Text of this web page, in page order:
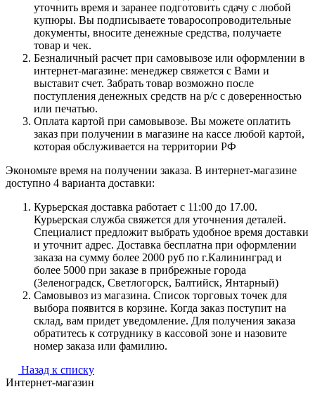
уточнить время и заранее подготовить сдачу с любой
купюры. Вы подписываете товаросопроводительные
документы, вносите денежные средства, получаете
товар и чек.
Безналичный расчет при самовывозе или оформлении в
интернет-магазине: менеджер свяжется с Вами и
выставит счет. Забрать товар возможно после
поступления денежных средств на р/с с доверенностью
или печатью.
Оплата картой при самовывозе. Вы можете оплатить
заказ при получении в магазине на кассе любой картой,
которая обслуживается на территории РФ
Экономьте время на получении заказа. В интернет-магазине
доступно 4 варианта доставки:
Курьерская доставка работает с 11:00 до 17.00.
Курьерская служба свяжется для уточнения деталей.
Специалист предложит выбрать удобное время доставки
и уточнит адрес. Доставка бесплатна при оформлении
заказа на сумму более 2000 руб по г.Калининград и
более 5000 при заказе в прибрежные города
(Зеленоградск, Светлогорск, Балтийск, Янтарный)
Самовывоз из магазина. Список торговых точек для
выбора появится в корзине. Когда заказ поступит на
склад, вам придет уведомление. Для получения заказа
обратитесь к сотруднику в кассовой зоне и назовите
номер заказа или фамилию.
Назад к списку
Интернет-магазин